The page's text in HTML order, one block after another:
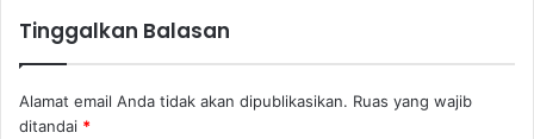
Tinggalkan Balasan
Alamat email Anda tidak akan dipublikasikan. Ruas yang wajib
ditandai *